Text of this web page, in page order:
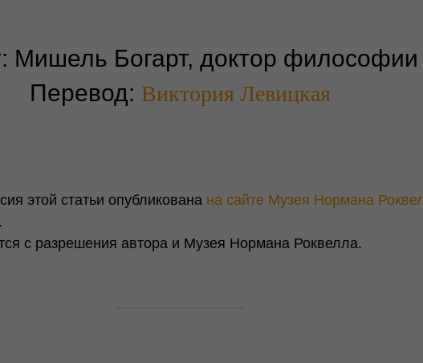
Мишель Богарт, доктор философии
Перевод: Виктория Левицкая
этой статьи опубликована на сайте Музея Нормана
с разрешения автора и Музея Нормана Роквелла.